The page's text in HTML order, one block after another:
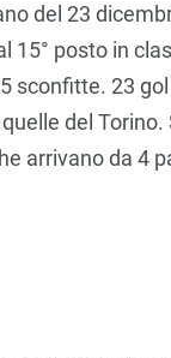
del 23
15° posto in
sconfitte. 23
del
arrivano da 4